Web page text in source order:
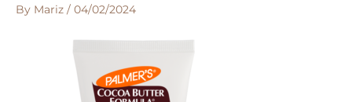
By Mariz / 04/02/2024